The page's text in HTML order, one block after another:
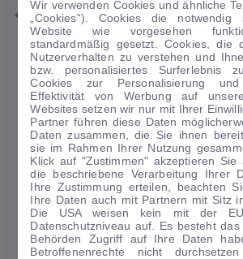
Opel Corsa
Elegance 1.2T*Autom LED R-Kam Tempo
33.297 km· 07/2023· Benzin·Automatik
Finanzierung
134€/mtl.
0 € Anzahlung ·60 Monate ·Finanzierungs-
Angebot anfragen
Kraftstoffverbrauch komb. 5,4 l/100 km · CO₂-
· CO₂-Klasse D · WLTP*
Wir verwenden Cookies und ähnliche
„Cookies“). Cookies die
Website wie vorgesehen
standardmäßig gesetzt. Cookies, die
Nutzerverhalten zu verstehen und
bzw. personalisiertes Surferlebnis
Cookies zur Personalisierung
Effektivität von Werbung auf
Websites setzen wir nur mit Ihrer
Partner führen diese Daten
Daten zusammen, die Sie ihnen
sie im Rahmen Ihrer Nutzung
Klick auf "Zustimmen" akzeptieren Sie
die beschriebene Verarbeitung Ihrer
Ihre Zustimmung erteilen, beachten
Ihre Daten auch mit Partnern mit Sitz
Die USA weisen kein mit der EU
Datenschutzniveau auf. Es besteht
Behörden Zugriff auf Ihre Daten
Betroffenenrechte nicht